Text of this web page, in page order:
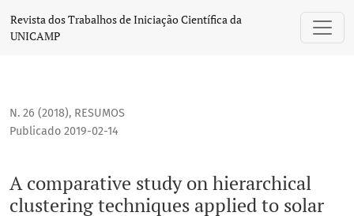
A comparative study on hierarchical clustering
Revista dos Trabalhos de Iniciação Científica da
UNICAMP
N. 26 (2018), RESUMOS
A comparative study on hierarchical
clustering techniques applied to solar
Publicado 2019-02-14